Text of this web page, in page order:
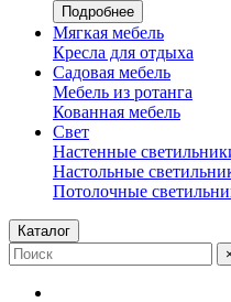
Подробнее
Мягкая мебель
Кресла для отдыха
Садовая мебель
Мебель из ротанга
Кованная мебель
Свет
Настенные
Настольные
Потолочные
Каталог